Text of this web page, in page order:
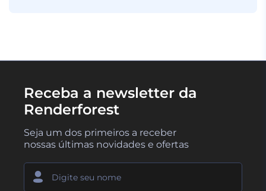
Receba a newsletter da
Renderforest
Seja um dos primeiros a receber
nossas últimas novidades e ofertas